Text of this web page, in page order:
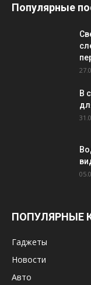
Популярные
В
ПОПУЛЯРНЫЕ
Гаджеты
Новости
Авто